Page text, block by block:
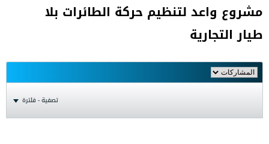
مشروع واعد لتنظيم حركة الطائرات بلا
طيار التجارية
تصفية - فلترة